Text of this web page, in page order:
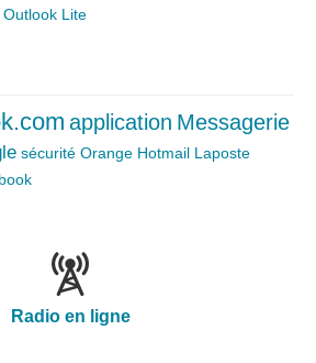
Lite
application Messagerie
sécurité Orange Hotmail Laposte
Radio en ligne